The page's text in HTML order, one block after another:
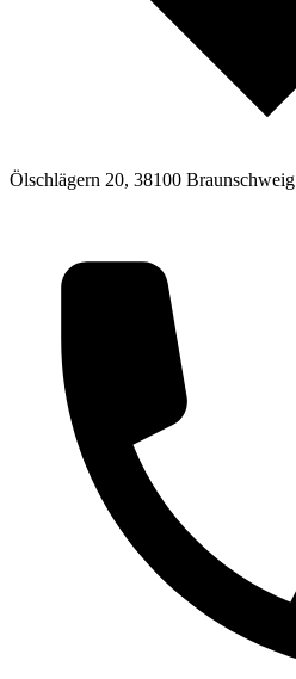
Ölschlägern 20, 38100 Braunschweig